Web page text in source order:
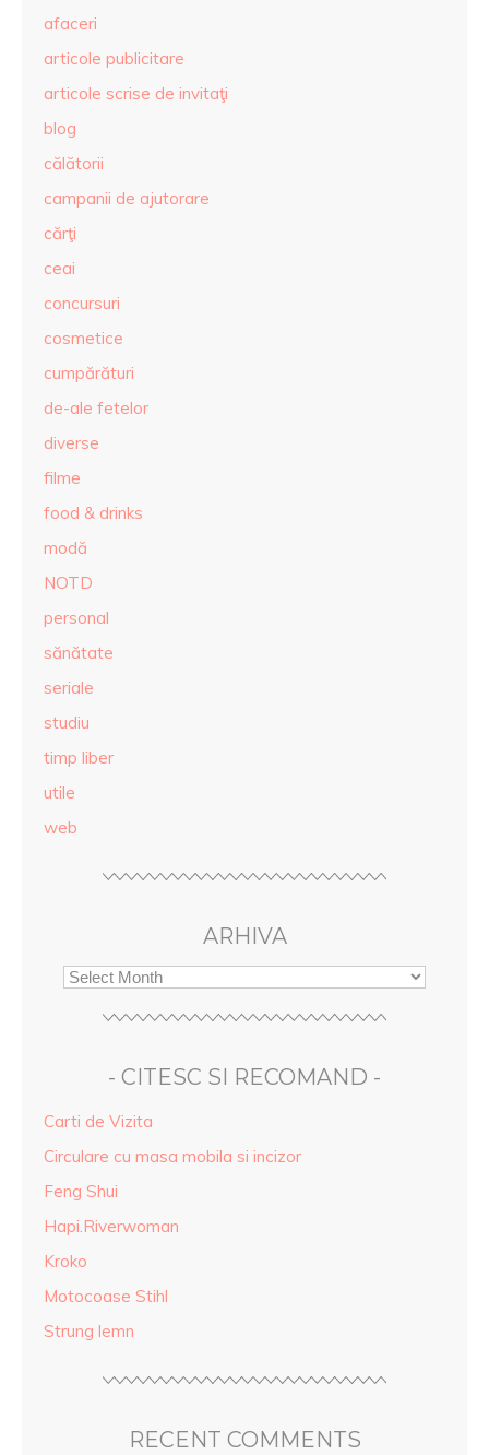
afaceri
articole publicitare
articole scrise de invitaţi
blog
călătorii
campanii de ajutorare
cărţi
ceai
concursuri
cosmetice
cumpărături
de-ale fetelor
diverse
filme
food & drinks
modă
NOTD
personal
sănătate
seriale
studiu
timp liber
utile
web
ARHIVA
- CITESC SI RECOMAND -
Carti de Vizita
Circulare cu masa mobila si incizor
Feng Shui
Hapi.Riverwoman
Kroko
Motocoase Stihl
Strung lemn
RECENT COMMENTS